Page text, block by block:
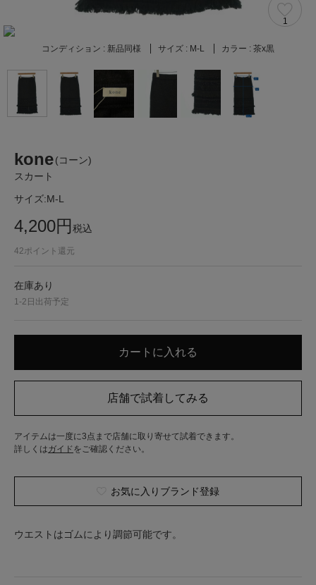
1
コンディション : 新品同様 サイズ : M-L カラー : 茶x黒
kone(コーン)
スカート
サイズ:M-L
4,200円税込
42ポイント還元
在庫あり
1-2日出荷予定
アイテムは一度に3点まで店舗に取り寄せて試着できます。
詳しくはガイド をご確認ください。
お気に入りブランド登録
ウエストはゴムにより調節可能です。